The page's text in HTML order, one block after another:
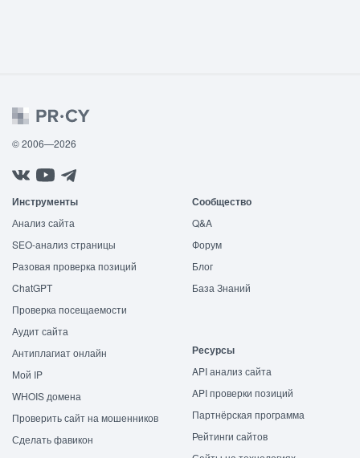
© 2006—2026
Инструменты
Анализ сайта
SEO-анализ страницы
Разовая проверка позиций
ChatGPT
Проверка посещаемости
Аудит сайта
Антиплагиат онлайн
Мой IP
WHOIS домена
Проверить сайт на мошенников
Сделать фавикон
Сообщество
Q&A
Форум
Блог
База Знаний
Ресурсы
API анализ сайта
API проверки позиций
Партнёрская программа
Рейтинги сайтов